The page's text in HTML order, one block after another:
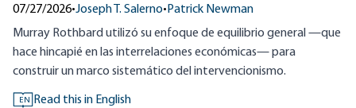
07/27/2026•Joseph T. Salerno•Patrick Newman
Murray Rothbard utilizó su enfoque de equilibrio general —que
hace hincapié en las interrelaciones económicas— para
construir un marco sistemático del intervencionismo.
EN Read this in English